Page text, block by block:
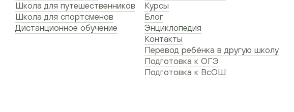
Курсы
Блог
Энциклопедия
Контакты
Перевод ребёнка в другую школу
Подготовка к ОГЭ
Подготовка к ВсОШ
Школа для путешественников
Школа для спортсменов
Дистанционное обучение